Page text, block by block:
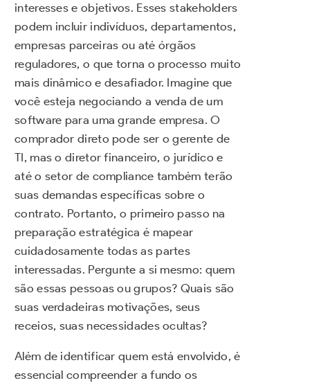
interesses e objetivos. Esses stakeholders
podem incluir indivíduos, departamentos,
empresas parceiras ou até órgãos
reguladores, o que torna o processo muito
mais dinâmico e desafiador. Imagine que
você esteja negociando a venda de um
software para uma grande empresa. O
comprador direto pode ser o gerente de
TI, mas o diretor financeiro, o jurídico e
até o setor de compliance também terão
suas demandas específicas sobre o
contrato. Portanto, o primeiro passo na
preparação estratégica é mapear
cuidadosamente todas as partes
interessadas. Pergunte a si mesmo: quem
são essas pessoas ou grupos? Quais são
suas verdadeiras motivações, seus
receios, suas necessidades ocultas?
Além de identificar quem está envolvido, é
essencial compreender a fundo os